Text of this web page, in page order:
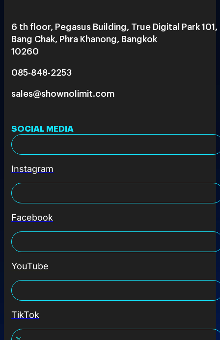
6 th floor, Pegasus Building, True Digital Park 101,
Bang Chak, Phra Khanong, Bangkok
10260
085-848-2253
sales@shownolimit.com
SOCIAL MEDIA
Instagram
Facebook
YouTube
TikTok